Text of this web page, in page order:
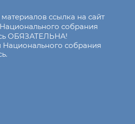
ссылка на сайт
собрания
ОБЯЗАТЕЛЬНА!
собрания